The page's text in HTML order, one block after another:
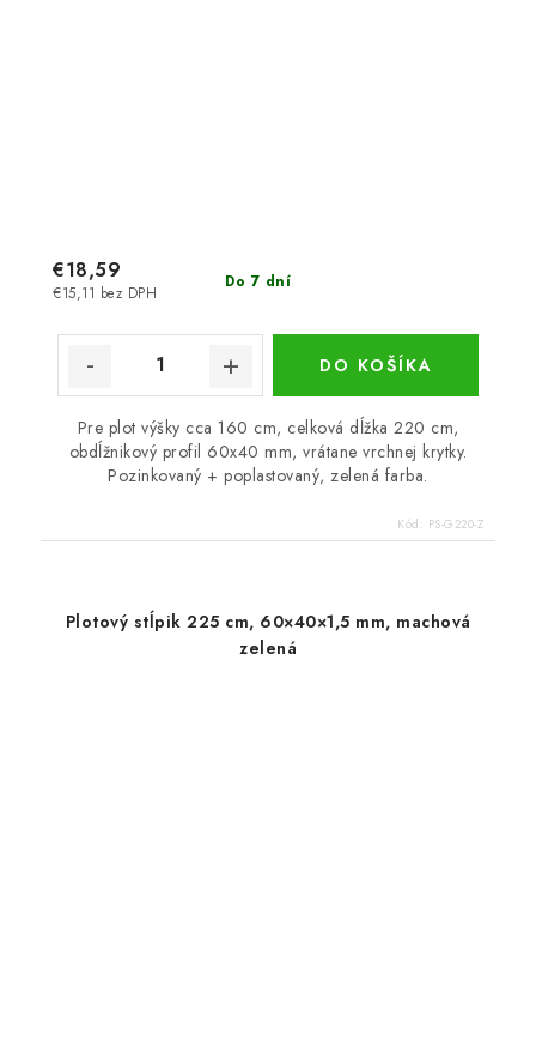
Do 7 dní
€15,11 bez DPH
€18,59
DO KOŠÍKA
Pre plot výšky cca 160 cm, celková dĺžka 220 cm,
obdĺžnikový profil 60x40 mm, vrátane vrchnej krytky.
Pozinkovaný + poplastovaný, zelená farba.
Kód: PS-G220-Z
Plotový stĺpik 225 cm, 60×40×1,5 mm, machová
zelená